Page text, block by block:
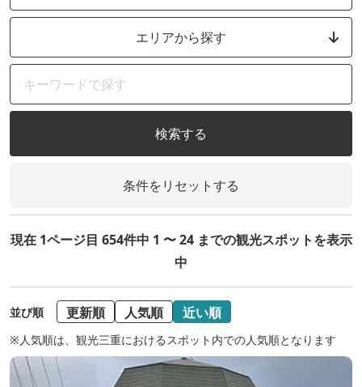
エリアから探す
検索する
条件をリセットする
現在 1ページ目 654件中 1 〜 24 までの観光スポットを表示
中
並び順 更新順 人気順 近い順
※人気順は、観光三重におけるスポット内での人気順となります